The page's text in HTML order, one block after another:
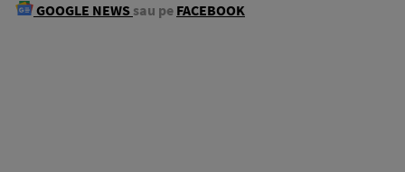
GOOGLE NEWS sau pe FACEBOOK